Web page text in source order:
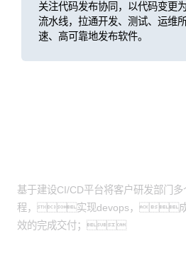
关注代码发布协同，以代码变更
流水线，拉通开发、测试、运维
速、高可靠地发布软件。
基于建设CI/CD平台将客户研发部门
程，实现devops，成
效的完成交付；